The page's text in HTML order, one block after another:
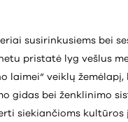
susirinkusiems bei
pristatė lyg vešlus
laimei“ veiklų
gidas bei ženklinimo
siekiančioms kultūros